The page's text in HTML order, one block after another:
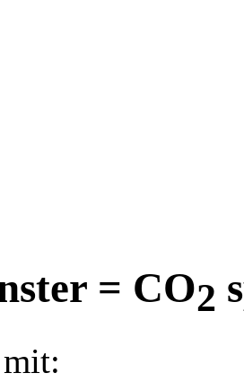
= CO2